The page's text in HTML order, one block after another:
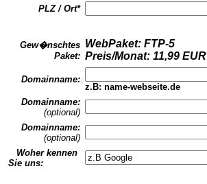
PLZ / Ort*
Gew�nschtes
Paket:
WebPaket: FTP-5
Preis/Monat: 11,99 EUR
Domainname:
z.B: name-webseite.de
Domainname:
(optional)
Domainname:
(optional)
Woher kennen
Sie uns: